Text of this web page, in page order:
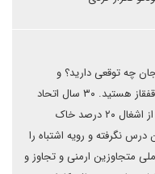
چه توقعی دارید؟ و
همچنان خواهان حضور و نقش برجسته در قفقاز هستید. ۳۰ سال اتحاد
نانوشته با ارمنستان و روسیه داشته و راضی از اشغال ۲۰ درصد خاک
نگرفته و رویه اشتباه را
متجاوزین ارمنی و تجاوز و